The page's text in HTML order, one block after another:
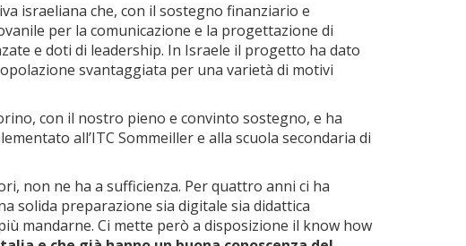
israeliana che, con il sostegno finanziario e
per la comunicazione e la progettazione di
e doti di leadership. In Israele il progetto ha dato
svantaggiata per una varietà di motivi
con il nostro pieno e convinto sostegno, e ha
all’ITC Sommeiller e alla scuola secondaria di
non ne ha a sufficienza. Per quattro anni ci ha
solida preparazione sia digitale sia didattica
mandarne. Ci mette però a disposizione il know how